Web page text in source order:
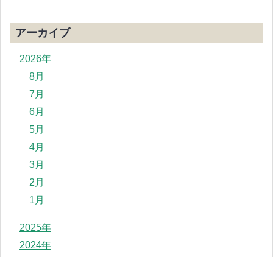
アーカイブ
2026年
8月
7月
6月
5月
4月
3月
2月
1月
2025年
2024年